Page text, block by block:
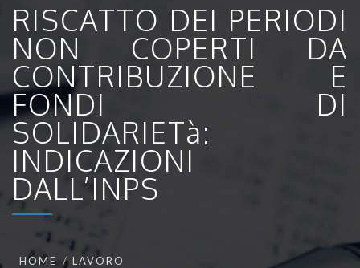
RISCATTO DEI PERIODI
NON COPERTI DA
CONTRIBUZIONE E
FONDI DI
SOLIDARIETà:
INDICAZIONI
DALL’INPS
HOME
LAVORO